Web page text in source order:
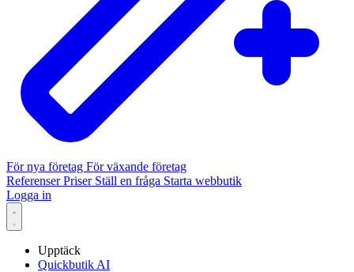
För nya företag För växande företag
ReferenserPriser Ställ en fråga Starta webbutik
Logga in
Upptäck
Quickbutik AI